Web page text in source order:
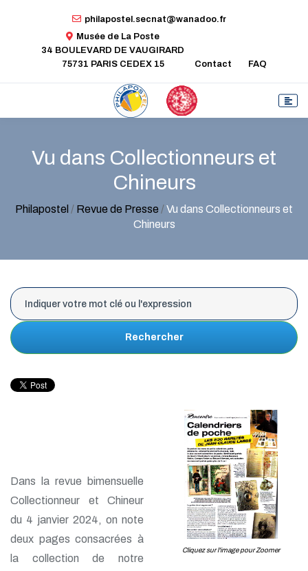
philapostel.secnat@wanadoo.fr
Musée de La Poste
34 BOULEVARD DE VAUGIRARD
75731 PARIS CEDEX 15
Contact FAQ
Vu dans Collectionneurs et
Chineurs
Philapostel / Revue de Presse /Vu dans Collectionneurs et
Chineurs
Rechercher
Dans la revue bimensuelle
Collectionneur et Chineur
du 4 janvier 2024, on note
deux pages consacrées à
la collection de notre
Cliquez sur l'image pour Zoomer